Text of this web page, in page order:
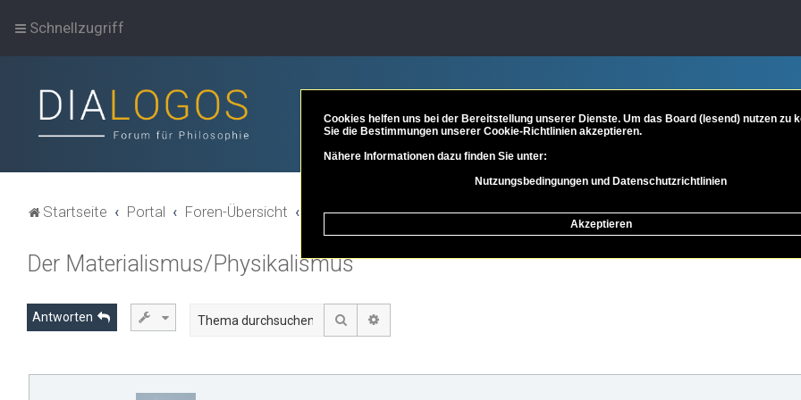
Schnellzugriff
Startseite Portal Foren-Übersicht Themenbereiche der Philosophie Metaphysik und Ontologie
Der Materialismus/Physikalismus
Antworten Suche
Cookies helfen uns bei der Bereitstellung unserer Dienste. Um das Board (lesend) nutzen zu
Sie die Bestimmungen unserer Cookie-Richtlinien akzeptieren.
Nähere Informationen dazu finden Sie unter:
Nutzungsbedingungen und Datenschutzrichtlinien
Akzeptieren